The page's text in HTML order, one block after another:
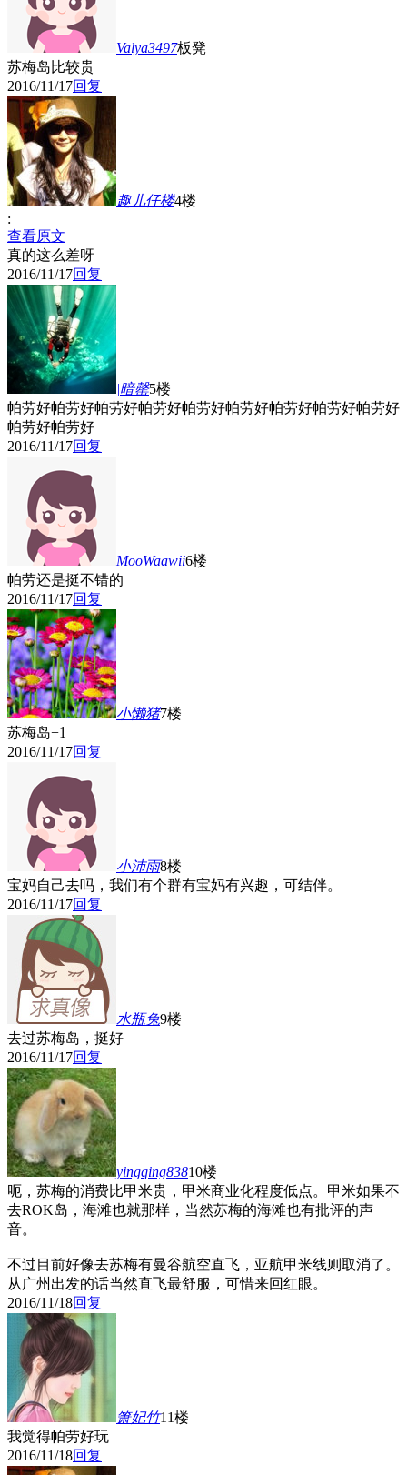
Valya3497板凳
苏梅岛比较贵
2016/11/17回复
趣儿仔楼4楼
:
查看原文
真的这么差呀
2016/11/17回复
|暗罄5楼
帕劳好帕劳好帕劳好帕劳好帕劳好帕劳好帕劳好帕劳好帕劳好
帕劳好帕劳好
2016/11/17回复
MooWaawii6楼
帕劳还是挺不错的
2016/11/17回复
小懒猪7楼
苏梅岛+1
2016/11/17回复
小沛雨8楼
宝妈自己去吗，我们有个群有宝妈有兴趣，可结伴。
2016/11/17回复
水瓶兔9楼
去过苏梅岛，挺好
2016/11/17回复
yingqing83810楼
呃，苏梅的消费比甲米贵，甲米商业化程度低点。甲米如果不
去ROK岛，海滩也就那样，当然苏梅的海滩也有批评的声
音。
不过目前好像去苏梅有曼谷航空直飞，亚航甲米线则取消了。
从广州出发的话当然直飞最舒服，可惜来回红眼。
2016/11/18回复
箫妃竹11楼
我觉得帕劳好玩
2016/11/18回复